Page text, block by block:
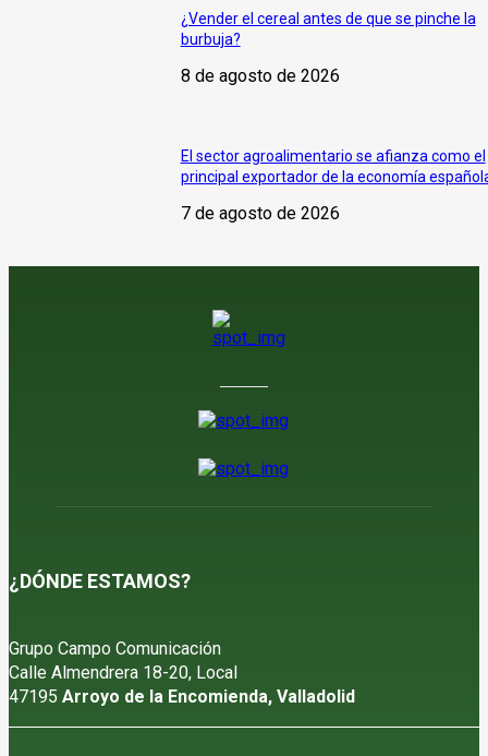
¿Vender el cereal antes de que se pinche la
burbuja?
8 de agosto de 2026
El sector agroalimentario se afianza como el
principal exportador de la economía
7 de agosto de 2026
¿DÓNDE ESTAMOS?
Grupo Campo Comunicación
Calle Almendrera 18-20, Local
47195 Arroyo de la Encomienda, Valladolid